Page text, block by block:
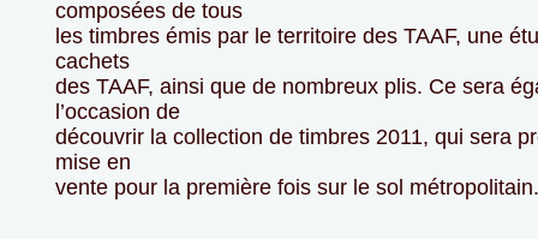
composées de tous
les timbres émis par le territoire des TAAF, une
cachets
des TAAF, ainsi que de nombreux plis. Ce sera
l’occasion de
découvrir la collection de timbres 2011, qui sera
mise en
vente pour la première fois sur le sol métropolitain.